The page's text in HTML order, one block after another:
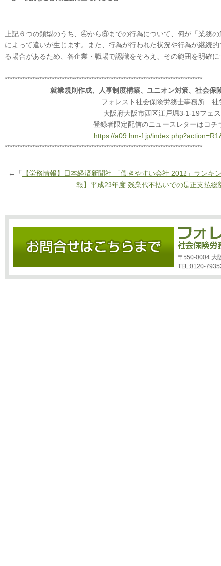
上記６つの類型のうち、④から⑥までの行為について、何が「業務
によって違いが生じます。また、行為が行われた状況や行為が継続
る場合があるため、各企業・職場で認識をそろえ、その範囲を明確
********************************************************************************
就業規則作成、人事制度構築、ユニオン対策、社会保
フォレスト社会保険労務士事務所
大阪府大阪市西区江戸堀3-1-19フェ
登録者限定配信のニュースレターはコチ
https://a09.hm-f.jp/
********************************************************************************
←「
【労務情報】日本経済新聞社 「働きやすい会社 2012」ランキ
報】平成23年度 残業代不払いでの是正支払総
〒550-0004 大
TEL:0120-